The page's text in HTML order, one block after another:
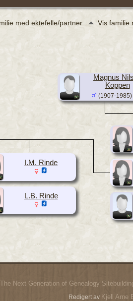
med ektefelle/partner Vis familie
Magnus
Koppen
(1907-1985)
I.M. Rinde
L.B. Rinde
The Next Generation of Genealogy
Redigert av Kjell Arne